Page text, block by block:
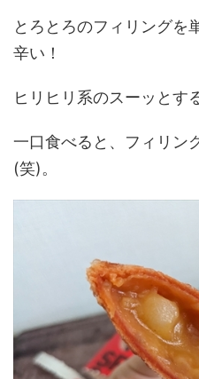
とろとろのフィリングを
辛い！
ヒリヒリ系のスーッとす
一口食べると、フィリン
(笑)。